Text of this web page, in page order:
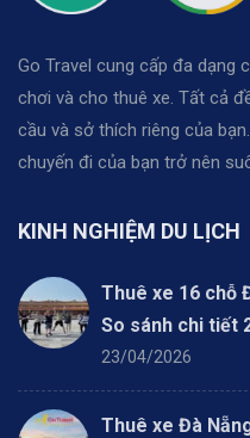
Go Travel cung cấp đa dạng
chơi và cho thuê xe. Tất cả
cầu và sở thích riêng của
chuyến đi của bạn trở nên
KINH NGHIỆM DU LỊCH
Thuê xe 16 chỗ
So sánh chi tiết
23/04/2026
Thuê xe Đà